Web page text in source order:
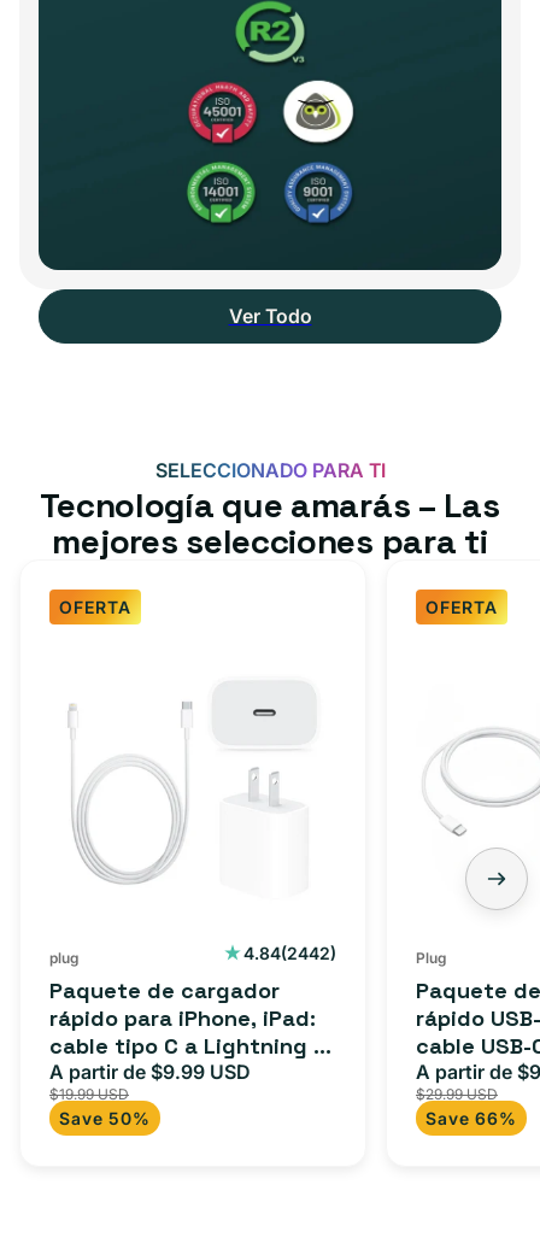
Ver Todo
SELECCIONADO PARA TI
Tecnología que amarás – Las
mejores selecciones para ti
OFERTA
para
iPhone,
iPad:
a
Lightning
(1
m)
+
adaptador
plug 4.84(2442)
2442
Paquete de cargador
rápido para iPhone, iPad:
cable tipo C a Lightning (1
m) + adaptador tipo C
Precio
de
oferta
A partir de $9.99 USD
$19.99 USD
Save 50%
OFERTA
rápido
USB-
USB-
C
a
USB-
C
Plug
Paquete
rápido
cable USB-
adaptador
para
iPad y más.
Precio
de
oferta
A partir de
$29.99 USD
Save 66%